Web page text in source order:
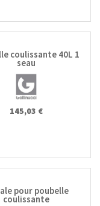
coulissante 40L 1
seau
145,03 €
pour poubelle
coulissante